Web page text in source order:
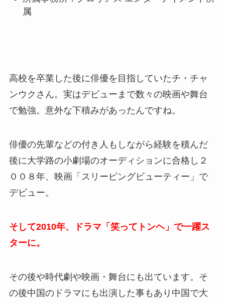
属
高校を卒業した後に俳優を目指していたチ・チャ
ンウクさん。実はデビューまで数々の映画や舞台
で勉強。意外な下積みがあったんですね。
俳優の先輩などの付き人もしながら経験を積んだ
後に大学路の小劇場のオーディションに合格し２
００８年、映画「スリーピングビューティー」で
デビュー。
そして2010年、ドラマ「笑ってトンヘ」で一躍ス
ターに。
その後や時代劇や映画・舞台にも出ています。そ
の後中国のドラマにも出演した事もあり中国で大